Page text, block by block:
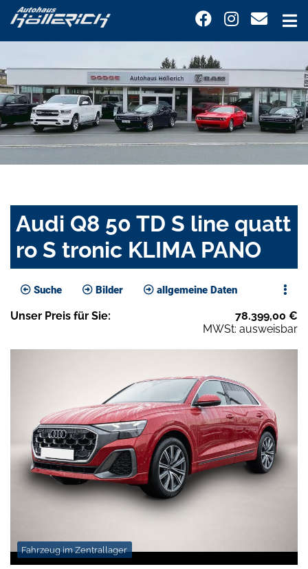
Audi Q8 50 TD S line quatt
ro S tronic KLIMA PANO
Suche Bilder allgemeine Daten
Unser Preis für Sie: 78.399,00 €
MWSt: ausweisbar
Fahrzeug im Zentrallager